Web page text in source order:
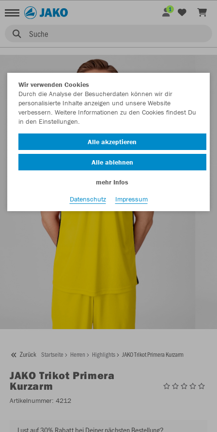
Suche
1
Zurück Startseite Herren Highlights JAKO Trikot Primera Kurzarm
JAKO Trikot Primera
Kurzarm
Artikelnummer: 4212
Lust auf 30% Rabatt bei Deiner nächsten Bestellung?
Wir verwenden Cookies
Durch die Analyse der Besucherdaten können wir dir
personalisierte Inhalte anzeigen und unsere Website
verbessern. Weitere Informationen zu den Cookies findest Du
in den Einstellungen.
Alle akzeptieren
Alle ablehnen
mehr Infos
Datenschutz
Impressum